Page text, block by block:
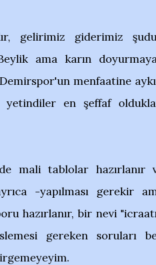
gelirimiz giderimiz
ama karın
menfaatine
en şeffaf
mali tablolar hazırlanır
-yapılması gerekir
hazırlanır, bir nevi
gereken soruları